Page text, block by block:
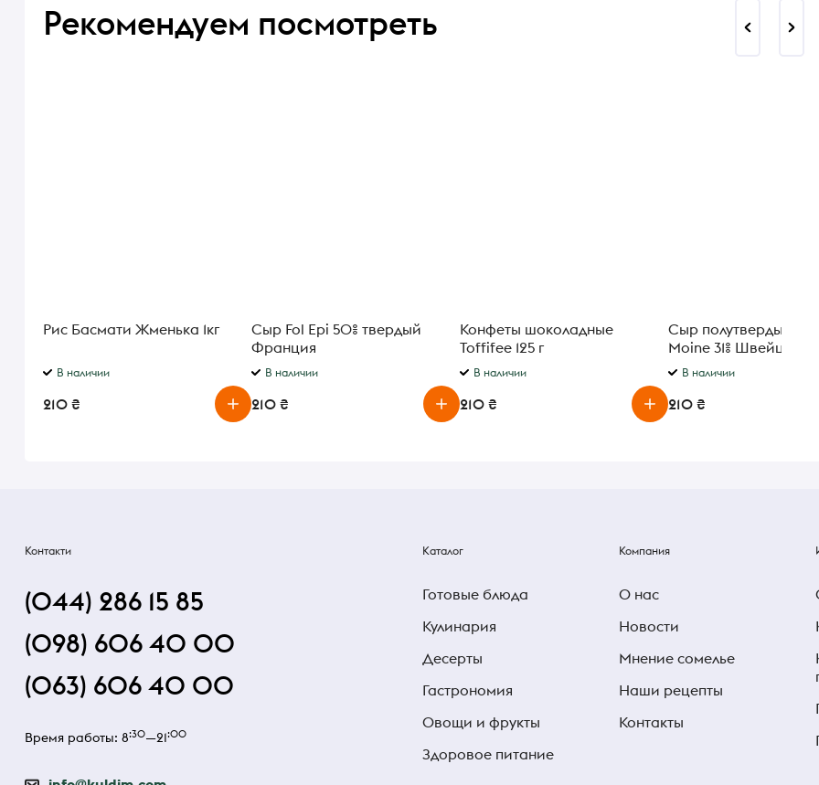
Рекомендуем посмотреть
Рис Басмати Жменька 1кг
В наличии
210 ₴
Сыр Fol Epi 50% твердый
Франция
В наличии
210 ₴
Конфеты шоколадные
Toffifee 125 г
В наличии
210 ₴
Сыр полутвердый
Moine 31% Швейцария
В наличии
210 ₴
Контакти
(044) 286 15 85
(098) 606 40 00
(063) 606 40 00
Время работы: 8:30—21:00
Каталог
Готовые блюда
Кулинария
Десерты
Гастрономия
Овощи и фрукты
Здоровое питание
Компания
О нас
Новости
Мнение сомелье
Наши рецепты
Контакты